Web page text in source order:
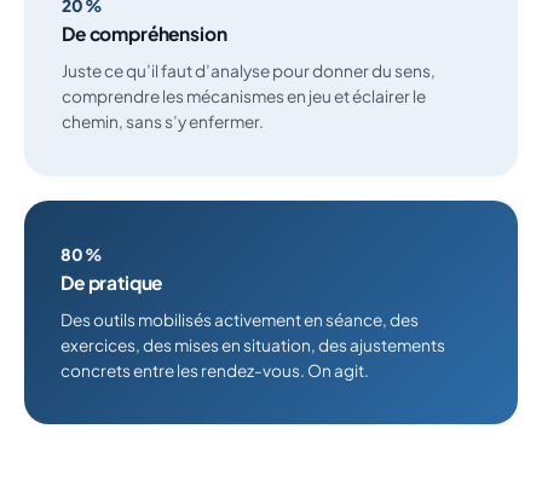
80 %
De pratique
Des outils mobilisés activement en séance, des
exercices, des mises en situation, des ajustements
concrets entre les rendez-vous. On agit.
20 %
De compréhension
Juste ce qu’il faut d’analyse pour donner du sens,
comprendre les mécanismes en jeu et éclairer le
chemin, sans s’y enfermer.